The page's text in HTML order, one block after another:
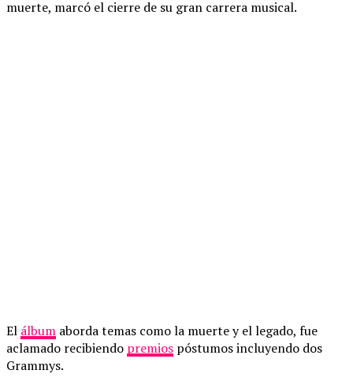
muerte, marcó el cierre de su gran carrera musical.
El álbum aborda temas como la muerte y el legado, fue
aclamado recibiendo premios póstumos incluyendo dos
Grammys.